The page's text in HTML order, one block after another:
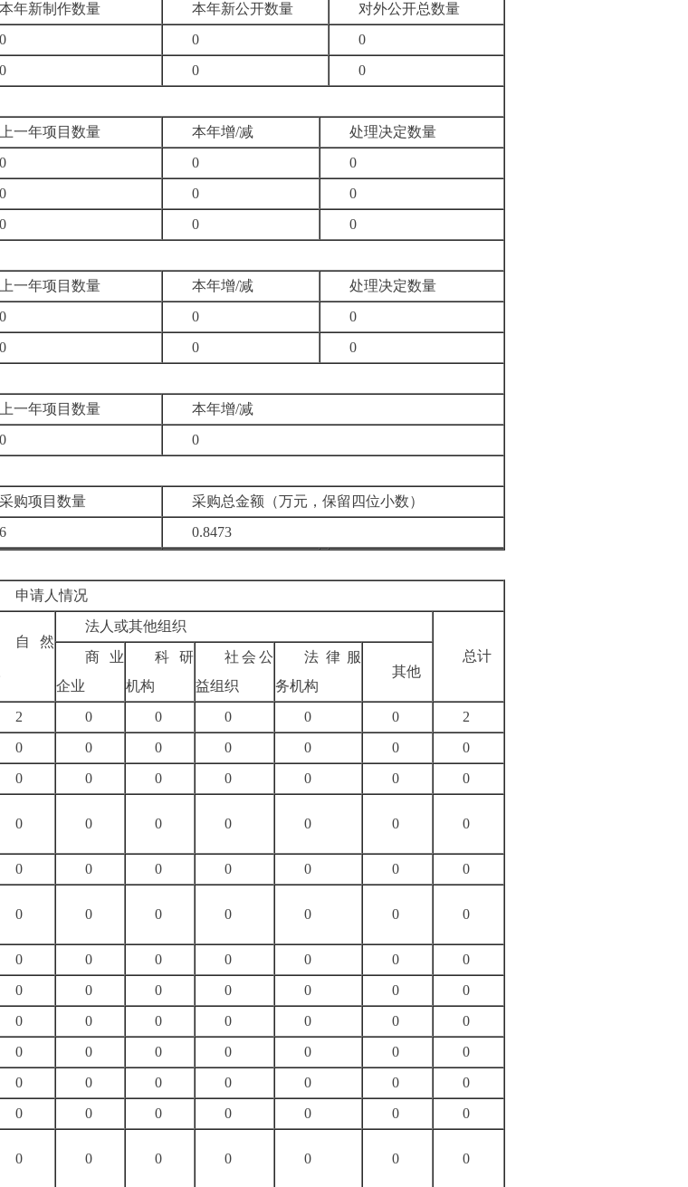
本年新制作数量 本年新公开数量
对外公开总数量
0 0
0
0 0
0
上一年项目数量 本年增/减
处理决定数量
0 0 0
0 0
0
0 0
0
上一年项目数量 本年增/减
处理决定数量
0 0
0
0 0
0
上一年项目数量 本年增/减
0
0
采购项目数量
采购总金额（万元，保留四位小数）
6 0.8473
申请人情况
自然
法人或其他组织
总计
商业
企业
科研
机构
社会公
益组织
法律服
务机构
其他
2 0 0 0 0 0
2
0 0 0 0 0 0 0
0 0 0 0 0 0
0
0 0 0 0 0 0 0
0 0 0 0 0 0
0
0 0 0 0 0 0 0
0 0 0 0 0 0
0
0 0 0 0 0 0
0
0 0 0 0 0 0
0
0 0 0 0 0 0
0
0 0 0 0 0 0
0
0 0 0 0 0 0 0
0 0 0 0 0 0 0